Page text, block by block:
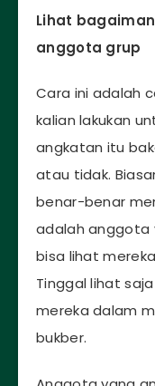
Lihat
anggota grup
Cara ini adalah
kalian lakukan
angkatan itu
atau tidak.
benar-benar
adalah anggota
bisa lihat
Tinggal lihat
mereka dalam
bukber.